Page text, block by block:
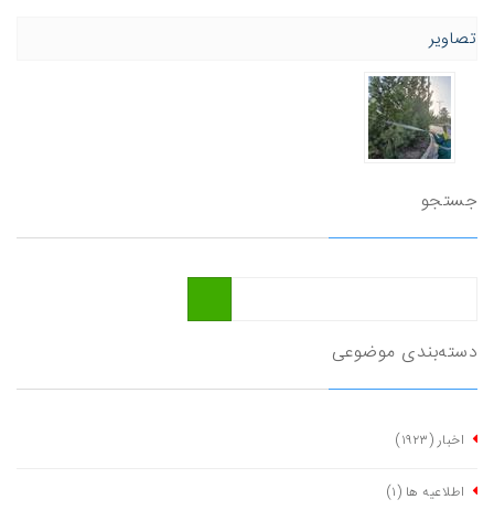
تصاویر
جستجو
دسته‌بندی موضوعی
اخبار (١٩٢٣)
اطلاعیه ها (١)